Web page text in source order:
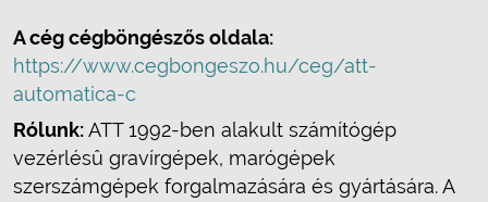
A cég cégböngészős oldala:
https://www.cegbongeszo.hu/ceg/att-
automatica-c
Rólunk:ATT 1992-ben alakult számítógép
vezérlésû gravírgépek, marógépek
szerszámgépek forgalmazására és gyártására. A